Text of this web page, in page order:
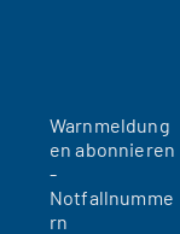
Warnmeldung
en abonnieren
-
Notfallnumme
rn